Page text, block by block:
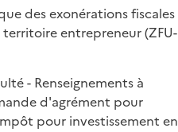
des exonérations fiscales
entrepreneur (ZFU-
- Renseignements à
d'agrément pour
pour investissement en